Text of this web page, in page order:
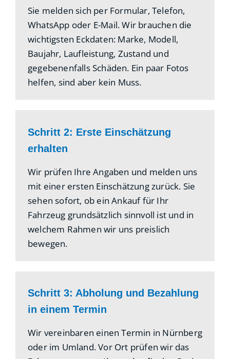
Sie melden sich per Formular, Telefon,
WhatsApp oder E-Mail. Wir brauchen die
wichtigsten Eckdaten: Marke, Modell,
Baujahr, Laufleistung, Zustand und
gegebenenfalls Schäden. Ein paar Fotos
helfen, sind aber kein Muss.
Schritt 2: Erste Einschätzung
erhalten
Wir prüfen Ihre Angaben und melden uns
mit einer ersten Einschätzung zurück. Sie
sehen sofort, ob ein Ankauf für Ihr
Fahrzeug grundsätzlich sinnvoll ist und in
welchem Rahmen wir uns preislich
bewegen.
Schritt 3: Abholung und Bezahlung
in einem Termin
Wir vereinbaren einen Termin in Nürnberg
oder im Umland. Vor Ort prüfen wir das